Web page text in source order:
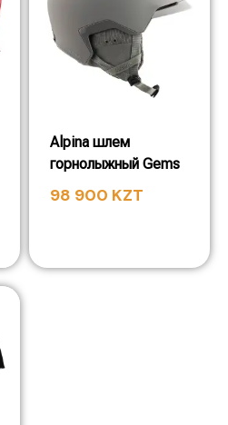
Alpina шлем
горнолыжный Gems
98 900 KZT